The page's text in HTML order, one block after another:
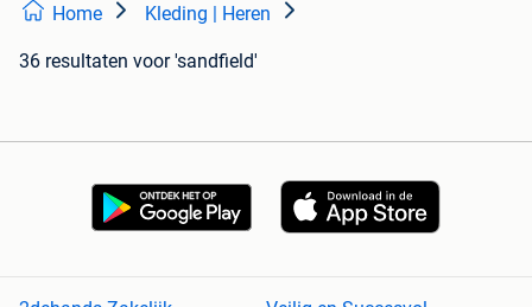
Home Kleding | Heren
36 resultaten voor 'sandfield'